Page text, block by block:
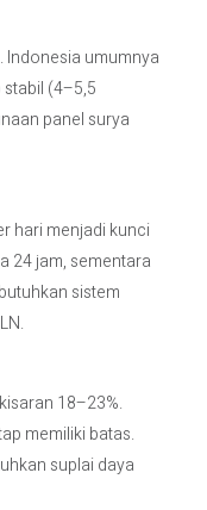
umumnya
(4–5,5
panel surya
hari menjadi kunci
24 jam, sementara
sistem
18–23%.
memiliki batas.
suplai daya